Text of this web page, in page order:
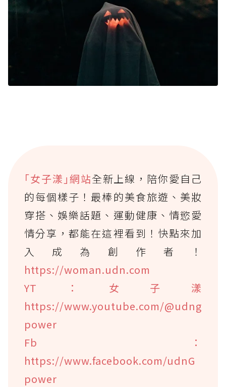
｢女子漾｣網站全新上線，陪你愛自己
的每個樣子！最棒的美食旅遊、美妝
穿搭、娛樂話題、運動健康、情慾愛
情分享，都能在這裡看到！快點來加
入成為創作者！
https://woman.udn.com
YT：女子漾
https://www.youtube.com/@udng
power
Fb：
https://www.facebook.com/udnG
power